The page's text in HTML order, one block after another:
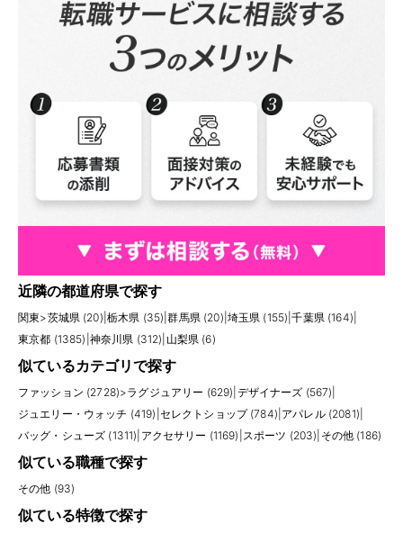
近隣の都道府県で探す
関東>茨城県 (20) 栃木県 (35) |群馬県 (20) 埼玉県 (155) |千葉県 (164)
東京都 (1385) 神奈川県 (312) 山梨県 (6)
似ているカテゴリで探す
ファッション (2728)>ラグジュアリー (629) デザイナーズ (567)
ジュエリー・ウォッチ (419) セレクトショップ (784) アパレル (2081)
バッグ・シューズ (1311) アクセサリー (1169) スポーツ (203) その他 (186)
似ている職種で探す
その他 (93)
似ている特徴で探す